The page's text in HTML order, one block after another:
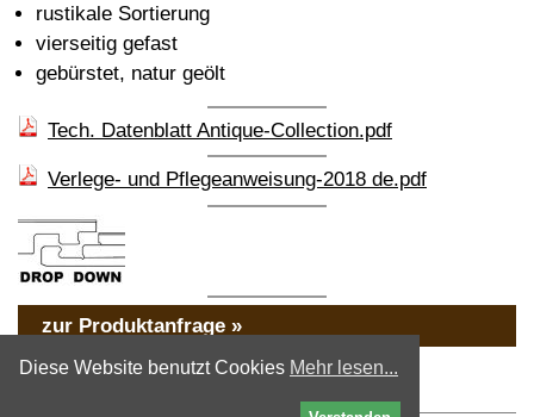
Diese Website benutzt Cookies Mehr lesen...
rustikale Sortierung
vierseitig gefast
gebürstet, natur geölt
Tech. Datenblatt Antique-Collection.pdf
Verlege- und Pflegeanweisung-2018 de.pdf
zur Produktanfrage »
« zurück